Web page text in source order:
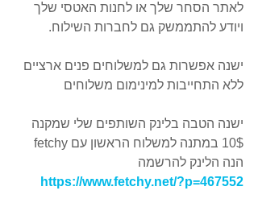
לאתר הסחר שלך או לחנות האטסי שלך
ויודע להתממשק גם לחברות השילוח.
ישנה אפשרות גם למשלוחים פנים ארציים
ללא התחייבות למינימום משלוחים
ישנה הטבה בלינק השותפים שלי שמקנה
10$ במתנה למשלוח הראשון עם fetchy
הנה הלינק להרשמה
https://www.fetchy.net/?p=467552